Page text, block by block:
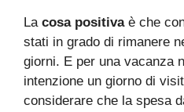
La cosa positivaè che
stati in grado di rimanere
giorni. E per una vacanza
intenzione un giorno di
considerare che la spesa